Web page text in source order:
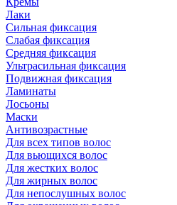
Лаки
Сильная фиксация
Слабая фиксация
Средняя фиксация
Ультрасильная фиксация
Подвижная фиксация
Ламинаты
Лосьоны
Маски
Антивозрастные
Для всех типов волос
Для вьющихся волос
Для жестких волос
Для жирных волос
Для непослушных волос